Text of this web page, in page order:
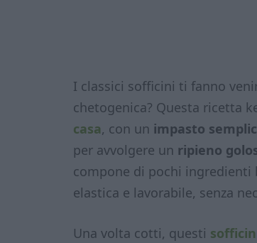
I classici sofficini ti fanno
chetogenica? Questa ricetta
casa, con un impasto
per avvolgere un ripieno
compone di pochi ingredienti
elastica e lavorabile, senza
Una volta cotti, questi